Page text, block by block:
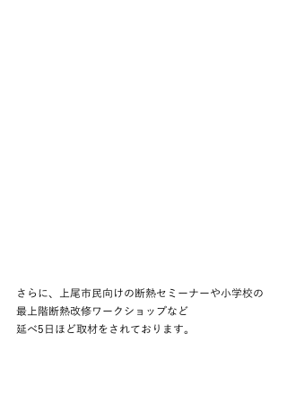
さらに、上尾市民向けの断熱セミーナーや小学校の
最上階断熱改修ワークショップなど
延べ5日ほど取材をされております。